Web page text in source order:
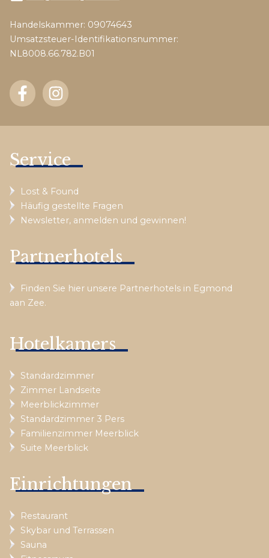
Handelskammer: 09074643
Umsatzsteuer-Identifikationsnummer:
NL8008.66.782.B01
Service
Lost & Found
Häufig gestellte Fragen
Newsletter, anmelden und gewinnen!
Partnerhotels
Finden Sie hier unsere Partnerhotels in Egmond
aan Zee.
Hotelkamers
Standardzimmer
Zimmer Landseite
Meerblickzimmer
Standardzimmer 3 Pers
Familienzimmer Meerblick
Suite Meerblick
Einrichtungen
Restaurant
Skybar und Terrassen
Sauna